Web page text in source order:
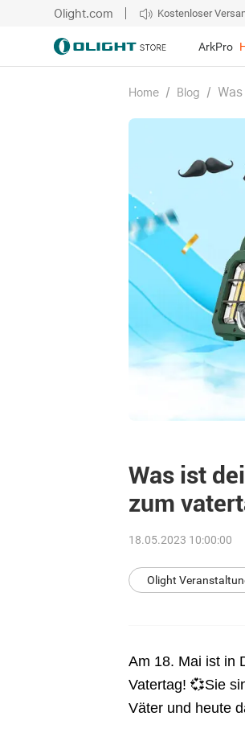
Olight.com Kostenloser
ArkPro
Home / Blog /
Was ist
zum
18.05.2023 10:00:00
Olight
Am 18. Mai ist in
Vatertag! 💞Sie
Väter und heute